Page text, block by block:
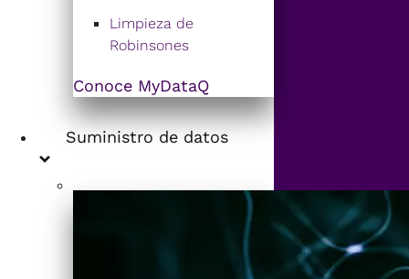
Limpieza de
Robinsones
Conoce MyDataQ
Suministro de datos